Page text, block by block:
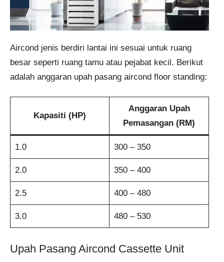
Aircond jenis berdiri lantai ini sesuai untuk ruang
besar seperti ruang tamu atau pejabat kecil. Berikut
adalah anggaran upah pasang aircond floor standing:
Kapasiti (HP)
Anggaran Upah
Pemasangan (RM)
1.0 300 – 350
2.0 350 – 400
2.5 400 – 480
3.0 480 – 530
Upah Pasang Aircond Cassette Unit